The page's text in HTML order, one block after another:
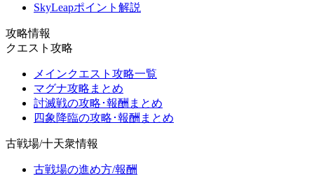
SkyLeapポイント解説
攻略情報
クエスト攻略
メインクエスト攻略一覧
マグナ攻略まとめ
討滅戦の攻略･報酬まとめ
四象降臨の攻略･報酬まとめ
古戦場/十天衆情報
古戦場の進め方/報酬